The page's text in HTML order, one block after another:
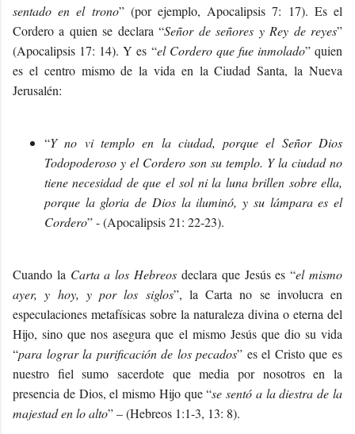
sentado en el trono” (por ejemplo, Apocalipsis 7: 17). Es el
Cordero a quien se declara “Señor de señores y Rey de reyes”
(Apocalipsis 17: 14). Y es “el Cordero que fue inmolado” quien
es el centro mismo de la vida en la Ciudad Santa, la Nueva
Jerusalén:
“Y no vi templo en la ciudad, porque el Señor Dios
Todopoderoso y el Cordero son su templo. Y la ciudad no
tiene necesidad de que el sol ni la luna brillen sobre ella,
porque la gloria de Dios la iluminó, y su lámpara es el
Cordero” - (Apocalipsis 21: 22-23).
Cuando la Carta a los Hebreos declara que Jesús es “el mismo
ayer, y hoy, y por los siglos”, la Carta no se involucra en
especulaciones metafísicas sobre la naturaleza divina o eterna del
Hijo, sino que nos asegura que el mismo Jesús que dio su vida
“para lograr la purificación de los pecados” es el Cristo que es
nuestro fiel sumo sacerdote que media por nosotros en la
presencia de Dios, el mismo Hijo que “se sentó a la diestra de la
majestad en lo alto” – (Hebreos 1:1-3, 13: 8).